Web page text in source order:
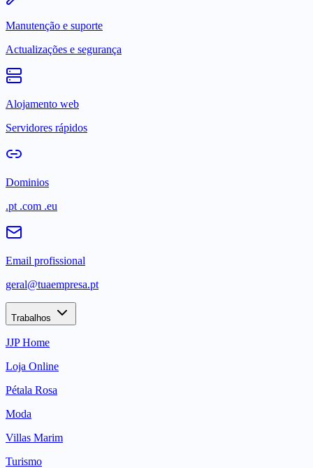
Manutenção e suporte
Actualizações e segurança
Alojamento web
Servidores rápidos
Dominios
.pt .com .eu
Email profissional
geral@tuaempresa.pt
Trabalhos
JJP Home
Loja Online
Pétala Rosa
Moda
Villas Marim
Turismo